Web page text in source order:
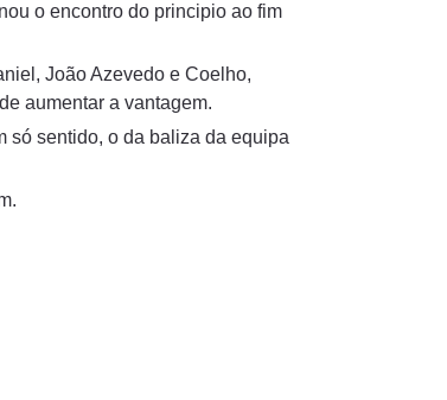
o encontro do principio ao fim
João Azevedo e Coelho,
aumentar a vantagem.
só sentido, o da baliza da equipa